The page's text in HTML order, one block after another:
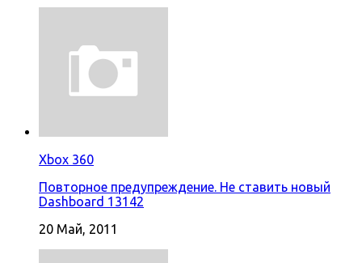
Xbox 360
Повторное предупреждение. Не ставить новый
Dashboard 13142
20 Май, 2011